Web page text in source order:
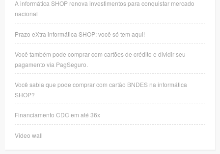
A informática SHOP renova investimentos para conquistar mercado
nacional
Prazo eXtra informática SHOP: você só tem aqui!
Você também pode comprar com cartões de crédito e dividir seu
pagamento via PagSeguro.
Você sabia que pode comprar com cartão BNDES na informática
SHOP?
Financiamento CDC em até 36x
Video wall